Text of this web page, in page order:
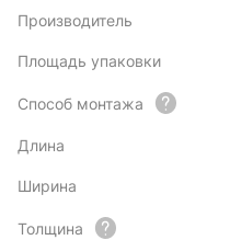
Производитель
Площадь упаковки
Способ монтажа
Длина
Ширина
Толщина